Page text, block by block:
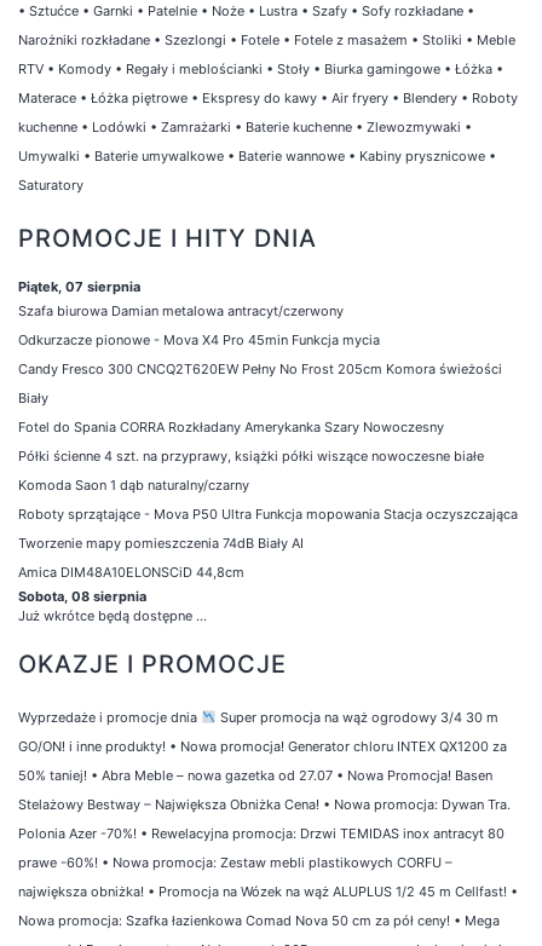
• Sztućce • Garnki • Patelnie • Noże • Lustra • Szafy • Sofy rozkładane •
Narożniki rozkładane • Szezlongi • Fotele • Fotele z masażem • Stoliki • Meble
RTV • Komody • Regały i meblościanki • Stoły • Biurka gamingowe • Łóżka •
Materace • Łóżka piętrowe • Ekspresy do kawy • Air fryery • Blendery • Roboty
kuchenne • Lodówki • Zamrażarki • Baterie kuchenne • Zlewozmywaki •
Umywalki • Baterie umywalkowe • Baterie wannowe • Kabiny prysznicowe •
Saturatory
PROMOCJE I HITY DNIA
Piątek, 07 sierpnia
Szafa biurowa Damian metalowa antracyt/czerwony
Odkurzacze pionowe - Mova X4 Pro 45min Funkcja mycia
Candy Fresco 300 CNCQ2T620EW Pełny No Frost 205cm Komora świeżości
Biały
Fotel do Spania CORRA Rozkładany Amerykanka Szary Nowoczesny
Półki ścienne 4 szt. na przyprawy, książki półki wiszące nowoczesne białe
Komoda Saon 1 dąb naturalny/czarny
Roboty sprzątające - Mova P50 Ultra Funkcja mopowania Stacja oczyszczająca
Tworzenie mapy pomieszczenia 74dB Biały AI
Amica DIM48A10ELONSCiD 44,8cm
Sobota, 08 sierpnia
Już wkrótce będą dostępne ...
OKAZJE I PROMOCJE
Wyprzedaże i promocje dnia
Super promocja na wąż ogrodowy 3/4 30 m
GO/ON! i inne produkty! • Nowa promocja! Generator chloru INTEX QX1200 za
50% taniej! • Abra Meble – nowa gazetka od 27.07 • Nowa Promocja! Basen
Stelażowy Bestway – Największa Obniżka Cena! • Nowa promocja: Dywan Tra.
Polonia Azer -70%! • Rewelacyjna promocja: Drzwi TEMIDAS inox antracyt 80
prawe -60%! • Nowa promocja: Zestaw mebli plastikowych CORFU –
największa obniżka! • Promocja na Wózek na wąż ALUPLUS 1/2 45 m Cellfast! •
Nowa promocja: Szafka łazienkowa Comad Nova 50 cm za pół ceny! • Mega